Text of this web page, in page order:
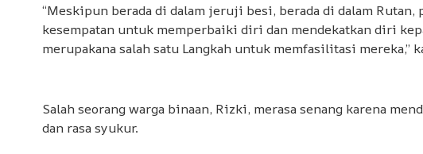
“Meskipun berada di dalam jeruji besi, berada di dalam
kesempatan untuk memperbaiki diri dan mendekatkan diri
merupakana salah satu Langkah untuk memfasilitasi mereka,”
Salah seorang warga binaan, Rizki, merasa senang karena
dan rasa syukur.